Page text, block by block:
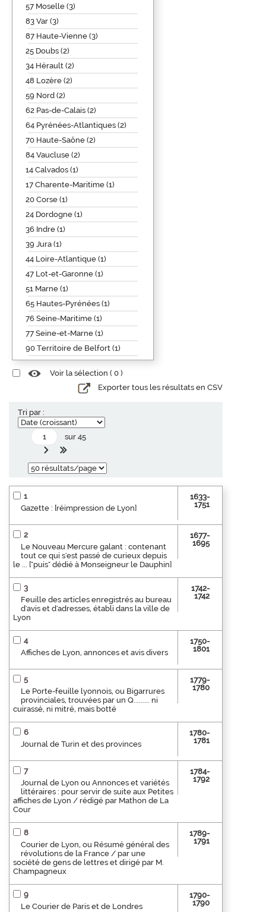
57 Moselle (3)
83 Var (3)
87 Haute-Vienne (3)
25 Doubs (2)
34 Hérault (2)
48 Lozère (2)
59 Nord (2)
62 Pas-de-Calais (2)
64 Pyrénées-Atlantiques (2)
70 Haute-Saône (2)
84 Vaucluse (2)
14 Calvados (1)
17 Charente-Maritime (1)
20 Corse (1)
24 Dordogne (1)
36 Indre (1)
39 Jura (1)
44 Loire-Atlantique (1)
47 Lot-et-Garonne (1)
51 Marne (1)
65 Hautes-Pyrénées (1)
76 Seine-Maritime (1)
77 Seine-et-Marne (1)
90 Territoire de Belfort (1)
Voir la sélection ( 0 )
Exporter tous les résultats en CSV
Tri par :
sur 45
1
Gazette : [réimpression de Lyon]
1633-
1751
2
Le Nouveau Mercure galant : contenant
tout ce qui s'est passé de curieux depuis
le ... ["puis" dédié à Monseigneur le Dauphin]
1677-
1695
3
Feuille des articles enregistrés au bureau
d'avis et d'adresses, établi dans la ville de
Lyon
1742-
1742
4
Affiches de Lyon, annonces et avis divers
1750-
1801
5
Le Porte-feuille lyonnois, ou Bigarrures
provinciales, trouvées par un Q......... ni
cuirassé, ni mitré, mais botté
1779-
1780
6
Journal de Turin et des provinces
1780-
1781
7
Journal de Lyon ou Annonces et variétés
littéraires : pour servir de suite aux Petites
affiches de Lyon / rédigé par Mathon de La
Cour
1784-
1792
8
Courier de Lyon, ou Résumé général des
révolutions de la France / par une
société de gens de lettres et dirigé par M.
Champagneux
1789-
1791
9
Le Courier de Paris et de Londres
1790-
1790